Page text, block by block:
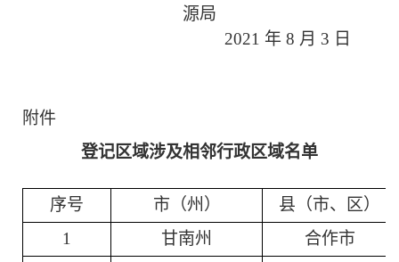
源局
2021 年 8 月 3 日
附件
登记区域涉及相邻行政区域名单
序号 市（州）
县（市、区）
1
甘南州
合作市